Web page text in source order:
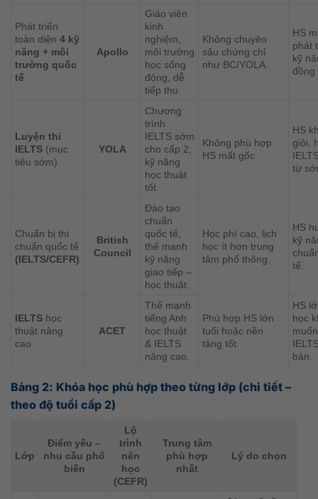
Phát triển
toàn diện 4 kỹ
năng + môi
trường quốc
tế
Apollo
Giáo viên
kinh
nghiệm,
môi trường
học sống
động, dễ
tiếp thu.
Không chuyên
sâu chứng chỉ
như BC/YOLA.
HS
phát
kỹ
đồng
Luyện thi
IELTS (mục
tiêu sớm)
YOLA
Chương
trình
IELTS sớm
cho cấp 2;
kỹ năng
học thuật
tốt.
Không phù hợp
HS mất gốc.
HS
giỏi,
từ
Chuẩn bị thi
chuẩn quốc tế
(IELTS/CEFR)
British
Council
Đào tạo
chuẩn
quốc tế;
thế mạnh
kỹ năng
giao tiếp –
học thuật.
Học phí cao, lịch
học ít hơn trung
tâm phổ thông.
HS
kỹ
tế.
IELTS học
thuật nâng
cao
ACET
Thế mạnh
tiếng Anh
học thuật
& IELTS
nâng cao.
Phù hợp HS lớn
tuổi hoặc nền
tảng tốt.
HS
học
muốn
bản.
Bảng 2: Khóa học phù hợp theo từng lớp (chi tiết –
theo độ tuổi cấp 2)
Lớp
Điểm yếu –
nhu cầu phổ
biến
Lộ
trình
nên
học
(CEFR)
Trung tâm
phù hợp
nhất
Lý do chọn